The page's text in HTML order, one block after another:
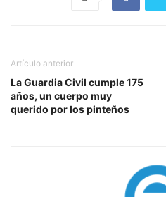
Artículo anterior
La Guardia Civil cumple 175
años, un cuerpo muy
querido por los pinteños